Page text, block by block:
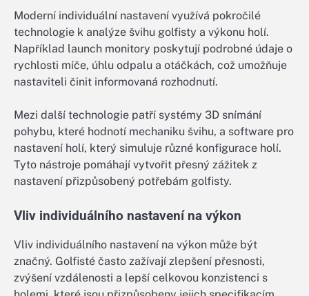
Moderní individuální nastavení využívá pokročilé
technologie k analýze švihu golfisty a výkonu holí.
Například launch monitory poskytují podrobné údaje o
rychlosti míče, úhlu odpalu a otáčkách, což umožňuje
nastaviteli činit informovaná rozhodnutí.
Mezi další technologie patří systémy 3D snímání
pohybu, které hodnotí mechaniku švihu, a software pro
nastavení holí, který simuluje různé konfigurace holí.
Tyto nástroje pomáhají vytvořit přesný zážitek z
nastavení přizpůsobený potřebám golfisty.
Vliv individuálního nastavení na výkon
Vliv individuálního nastavení na výkon může být
značný. Golfisté často zažívají zlepšení přesnosti,
zvýšení vzdálenosti a lepší celkovou konzistenci s